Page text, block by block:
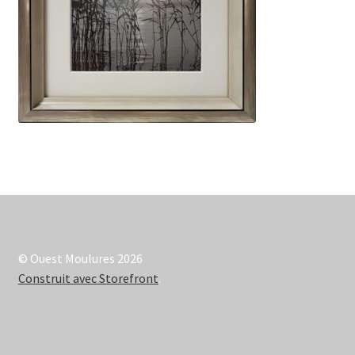
© Ouest Moulures 2026
Construit avec Storefront.